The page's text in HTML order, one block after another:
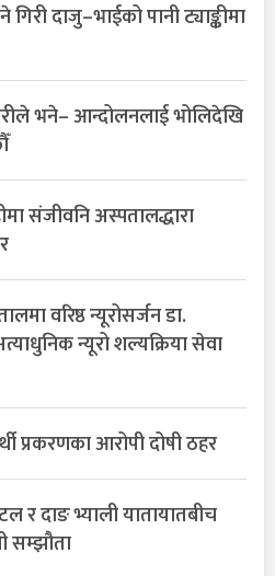
दाजु–भाईको पानी ट्याङ्कीमा
भने– आन्दोलनलाई भोलिदेखि
संजीवनि अस्पतालद्धारा
वरिष्ठ न्यूरोसर्जन डा.
न्यूरो शल्यक्रिया सेवा
प्रकरणका आरोपी दोषी ठहर
र दाङ भ्याली यातायातबीच
सम्झौता